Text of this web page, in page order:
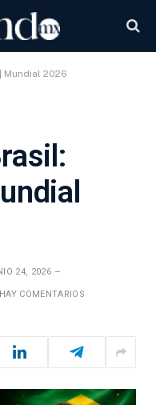
Mundial 2026
24, 2026
COMENTARIOS